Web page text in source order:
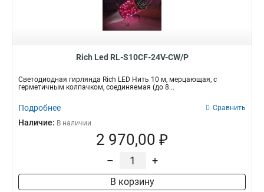
Rich Led RL-S10CF-24V-CW/P
Светодиодная гирлянда Rich LED Нить 10 м, мерцающая, с
герметичным колпачком, соединяемая (до 8...
Подробнее Сравнить
Наличие: В наличии
2 970,00 ₽
– +
В корзину